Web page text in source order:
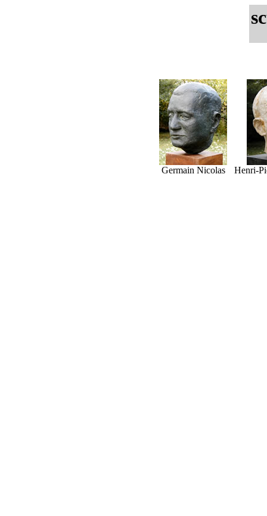
Germain Nicolas Henri-